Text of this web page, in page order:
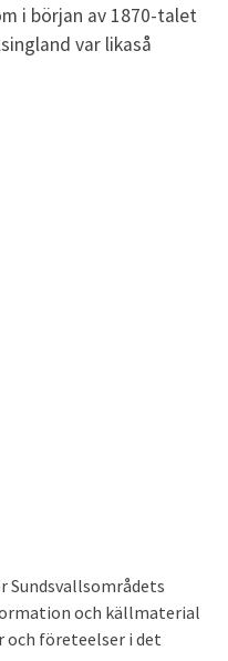
i början av 1870-talet
var likaså
Sundsvallsområdets
och källmaterial
och företeelser i det